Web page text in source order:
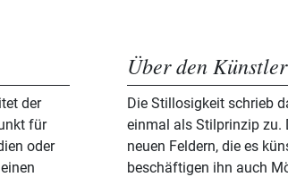
der
für
oder
Über den Künstler
Die Stillosigkeit schrieb
einmal als Stilprinzip zu.
neuen Feldern, die es
beschäftigen ihn auch